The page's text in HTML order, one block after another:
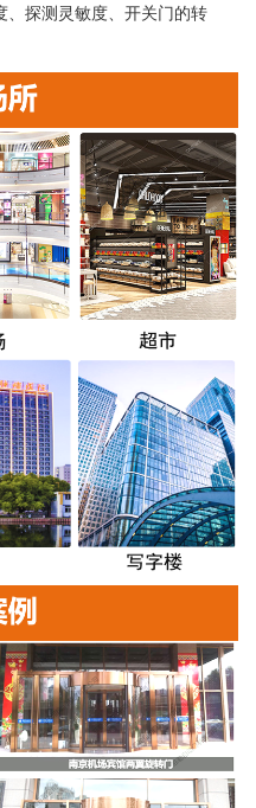
、探测灵敏度、开关门的转